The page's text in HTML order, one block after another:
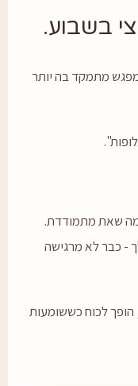
מתמקד בה יותר
מתמודדת.
לא מרגישה
לכוח כששומעות